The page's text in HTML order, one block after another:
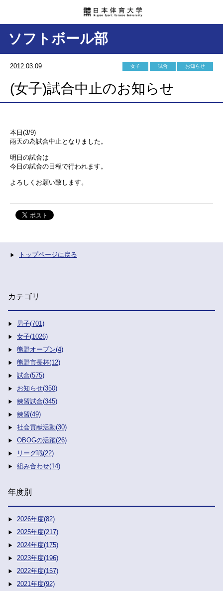
ソフトボール部
2012.03.09 女子 試合 お知らせ
(女子)試合中止のお知らせ
本日(3/9)
雨天の為試合中止となりました。
明日の試合は
今日の試合の日程で行われます。
よろしくお願い致します。
トップページに戻る
カテゴリ
男子(701)
女子(1026)
熊野オープン(4)
熊野市長杯(12)
試合(575)
お知らせ(350)
練習試合(345)
練習(49)
社会貢献活動(30)
OBOGの活躍(26)
リーグ戦(22)
組み合わせ(14)
年度別
2026年度(82)
2025年度(217)
2024年度(175)
2023年度(196)
2022年度(157)
2021年度(92)